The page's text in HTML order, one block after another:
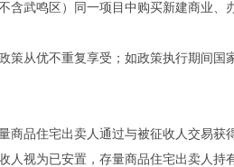
武鸣区）同一项目中购买新建商业、
从优不重复享受；如政策执行期间国
品住宅出卖人通过与被征收人交易获
人视为已安置，存量商品住宅出卖人持